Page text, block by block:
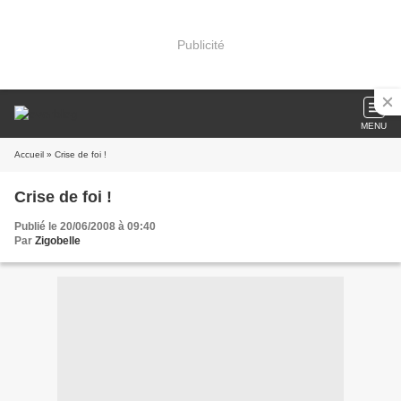
Publicité
MENU
Accueil » Crise de foi !
Crise de foi !
Publié le 20/06/2008 à 09:40
Par Zigobelle